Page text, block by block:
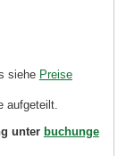
siehe Preise
aufgeteilt.
unter buchunge